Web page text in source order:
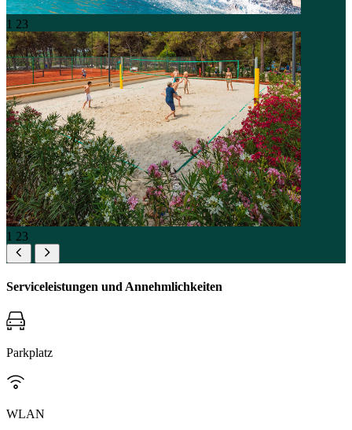
1 23
1 23
Serviceleistungen und Annehmlichkeiten
Parkplatz
WLAN